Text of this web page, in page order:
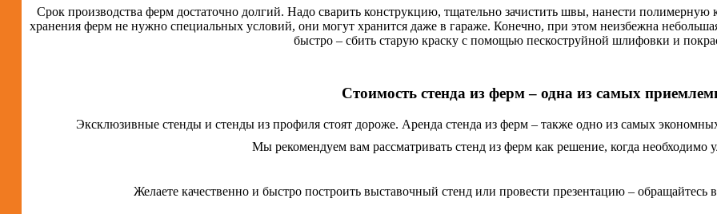
Срок производства ферм достаточно долгий. Надо сварить конструкцию, тщательно зачистить швы, нанести
хранения ферм не нужно специальных условий, они могут хранится даже в гараже. Конечно, при этом неизбежна
быстро – сбить старую краску с помощью пескоструйной шлифовки и
Стоимость стенда из ферм – одна из самых
Эксклюзивные стенды и стенды из профиля стоят дороже. Аренда стенда из ферм – также одно из самых
Мы рекомендуем вам рассматривать стенд из ферм как решение, когда необходимо
Желаете качественно и быстро построить выставочный стенд или провести презентацию –